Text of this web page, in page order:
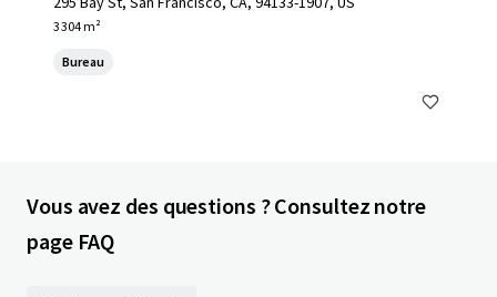
3 304 m²
Bureau
Vous avez des questions ? Consultez notre
page FAQ